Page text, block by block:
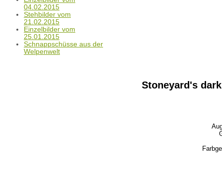
04.02.2015
Stehbilder vom
21.02.2015
Einzelbilder vom
25.01.2015
Schnappschüsse aus der
Welpenwelt
Stoneyard's